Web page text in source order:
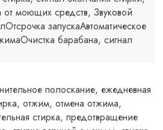
от моющих средств, Звуковой
запускаАвтоматическое
барабана, сигнал
полоскание, ежедневная
отжим, отмена отжима,
стирка, предотвращение